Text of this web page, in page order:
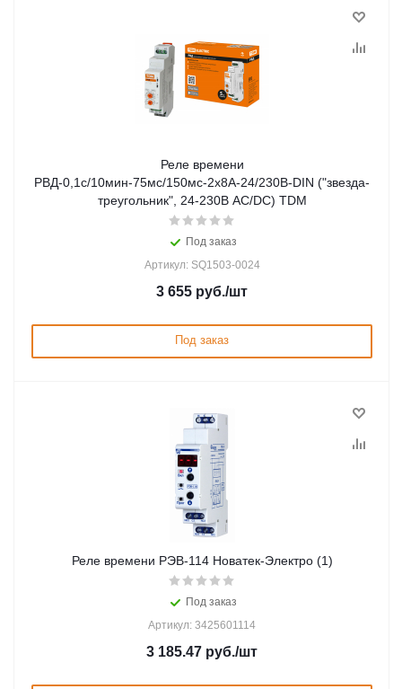
Реле времени
РВД-0,1с/10мин-75мс/150мс-2х8А-24/230В-DIN ("звезда-
треугольник", 24-230В АС/DC) TDM
Под заказ
Артикул: SQ1503-0024
3 655 руб./шт
Под заказ
Реле времени РЭВ-114 Новатек-Электро (1)
Под заказ
Артикул: 3425601114
3 185.47 руб./шт